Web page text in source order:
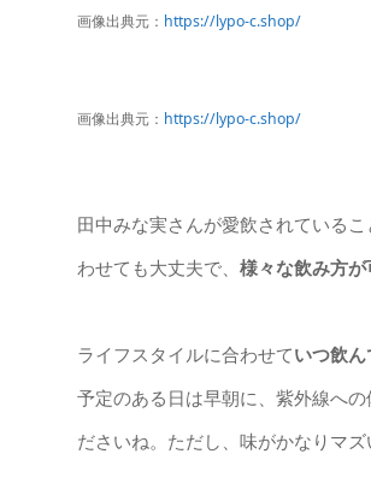
画像出典元： https://lypo-c.shop/
画像出典元： https://lypo-c.shop/
田中みな実さんが愛飲されている
わせても大丈夫で、 様々な飲み方が
ライフスタイルに合わせていつ飲
予定のある日は早朝に、紫外線へ
ださいね。ただし、味がかなりマ